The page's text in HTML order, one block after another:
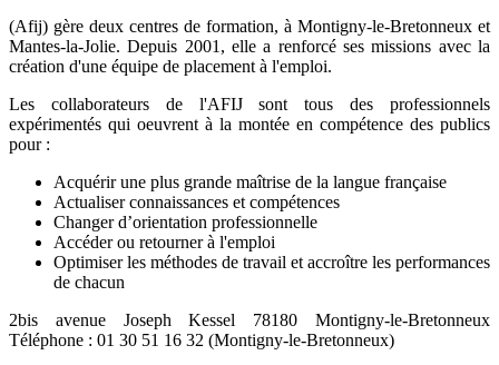
(Afij) gère deux centres de formation, à Montigny-le-Bretonneux et
Mantes-la-Jolie. Depuis 2001, elle a renforcé ses missions avec la
création d'une équipe de placement à l'emploi.
Les collaborateurs de l'AFIJ sont tous des professionnels
expérimentés qui oeuvrent à la montée en compétence des publics
pour :
Acquérir une plus grande maîtrise de la langue française
Actualiser connaissances et compétences
Changer d’orientation professionnelle
Accéder ou retourner à l'emploi
Optimiser les méthodes de travail et accroître les performances
de chacun
2bis avenue Joseph Kessel 78180 Montigny-le-Bretonneux
Téléphone : 01 30 51 16 32 (Montigny-le-Bretonneux)